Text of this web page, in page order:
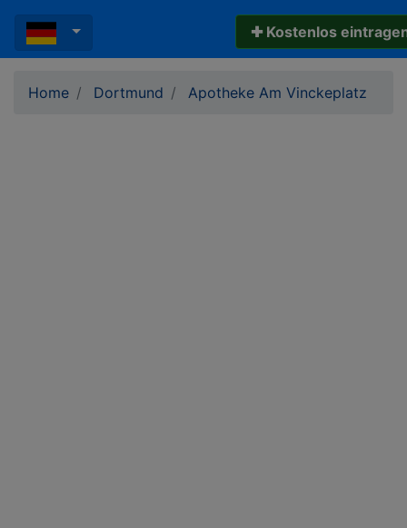
✚ Kostenlos
Home Dortmund Apotheke Am Vinckeplatz